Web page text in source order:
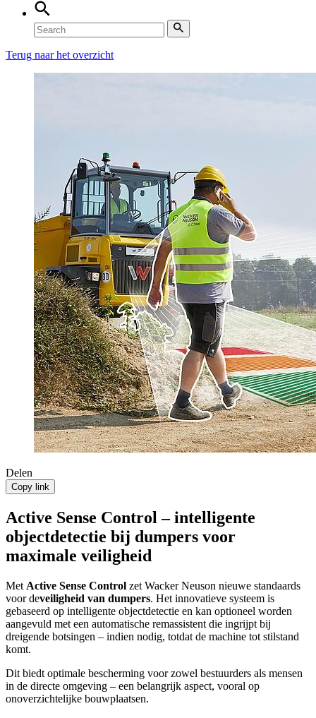
Terug naar het overzicht
Delen
Copy link
Active Sense Control – intelligente
objectdetectie bij dumpers voor
maximale veiligheid
Met Active Sense Control zet Wacker Neuson nieuwe standaards
voor deveiligheid van dumpers. Het innovatieve systeem is
gebaseerd op intelligente objectdetectie en kan optioneel worden
aangevuld met een automatische remassistent die ingrijpt bij
dreigende botsingen – indien nodig, totdat de machine tot stilstand
komt.
Dit biedt optimale bescherming voor zowel bestuurders als mensen
in de directe omgeving – een belangrijk aspect, vooral op
onoverzichtelijke bouwplaatsen.